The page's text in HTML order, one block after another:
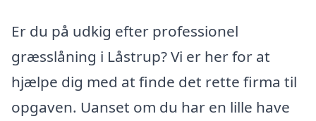
Er du på udkig efter professionel
græsslåning i Låstrup? Vi er her for at
hjælpe dig med at finde det rette firma til
opgaven. Uanset om du har en lille have